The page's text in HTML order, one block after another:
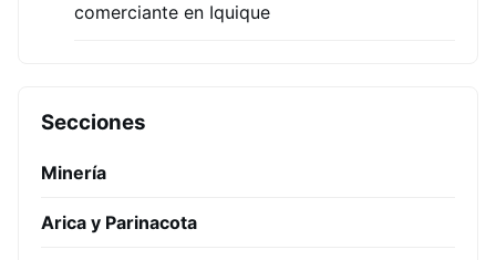
comerciante en Iquique
Secciones
Minería
Arica y Parinacota